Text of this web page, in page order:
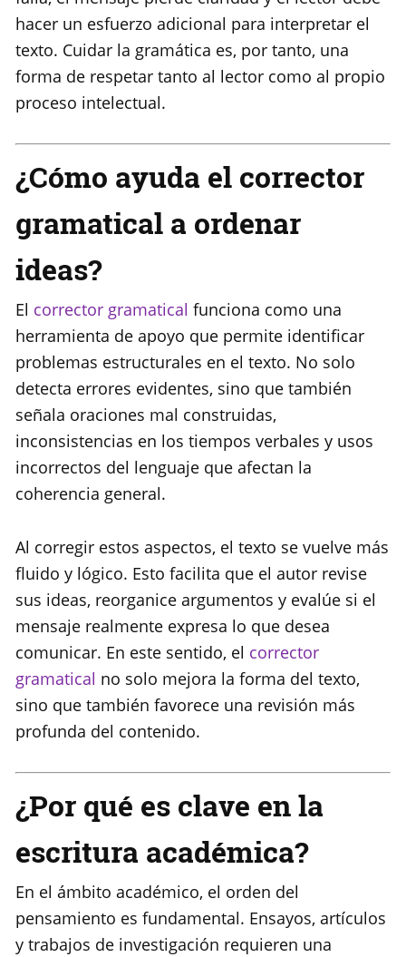
hacer un esfuerzo adicional para interpretar el
texto. Cuidar la gramática es, por tanto, una
forma de respetar tanto al lector como al propio
proceso intelectual.
¿Cómo ayuda el corrector
gramatical a ordenar
ideas?
El corrector gramatical funciona como una
herramienta de apoyo que permite identificar
problemas estructurales en el texto. No solo
detecta errores evidentes, sino que también
señala oraciones mal construidas,
inconsistencias en los tiempos verbales y usos
incorrectos del lenguaje que afectan la
coherencia general.
Al corregir estos aspectos, el texto se vuelve más
fluido y lógico. Esto facilita que el autor revise
sus ideas, reorganice argumentos y evalúe si el
mensaje realmente expresa lo que desea
comunicar. En este sentido, el corrector
gramatical no solo mejora la forma del texto,
sino que también favorece una revisión más
profunda del contenido.
¿Por qué es clave en la
escritura académica?
En el ámbito académico, el orden del
pensamiento es fundamental. Ensayos, artículos
y trabajos de investigación requieren una